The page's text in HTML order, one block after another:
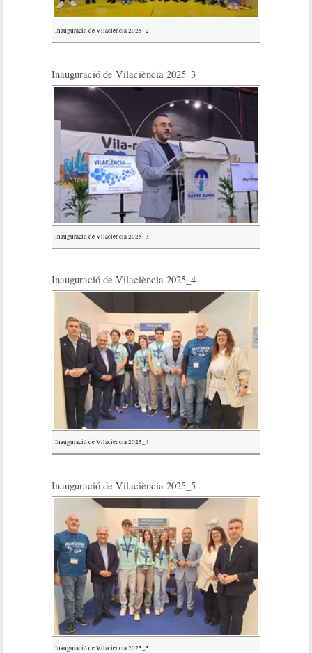
Inauguració de Vilaciència 2025_2.
Inauguració de Vilaciència 2025_3
Inauguració de Vilaciència 2025_3.
Inauguració de Vilaciència 2025_4
Inauguració de Vilaciència 2025_4.
Inauguració de Vilaciència 2025_5
Inauguració de Vilaciència 2025_5.